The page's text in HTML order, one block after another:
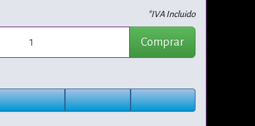
*IVA Incluido
Comprar